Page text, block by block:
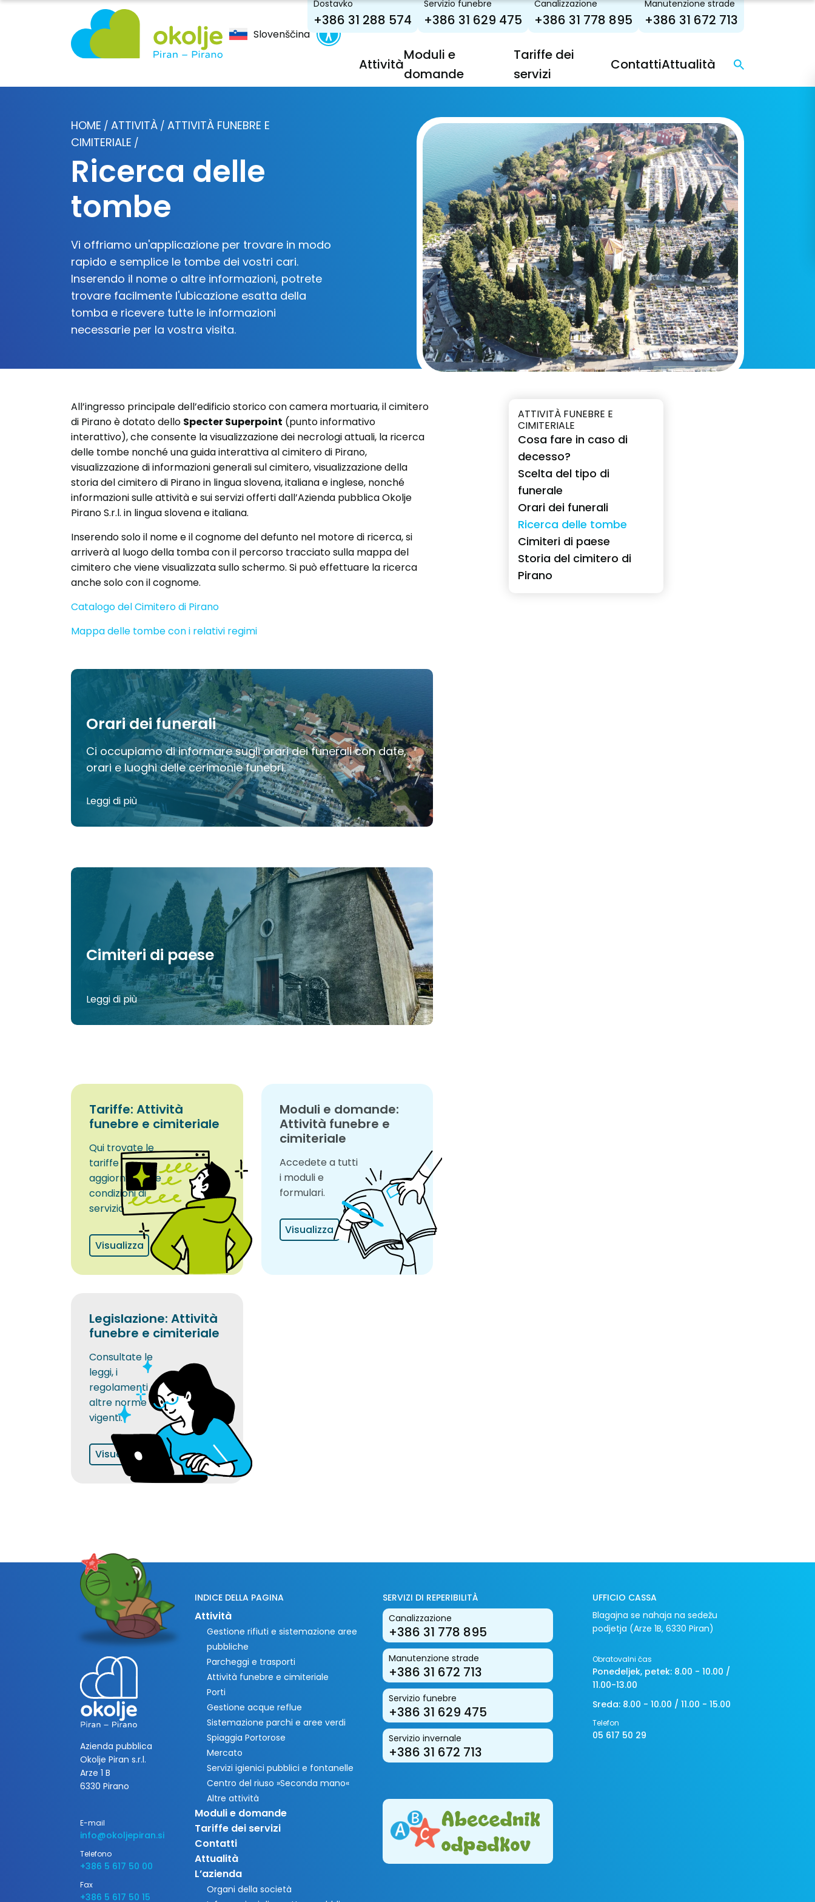
Slovenščina
Dostavko
+386 31 288 574
Servizio funebre
+386 31 629 475
Canalizzazione
+386 31 778 895
Manutenzione strade
+386 31 672 713
Attività
Moduli e
domande
Tariffe dei
servizi
ContattiAttualità
HOME / ATTIVITÀ / ATTIVITÀ FUNEBRE E
CIMITERIALE /
Ricerca delle
tombe
Vi offriamo un'applicazione per trovare in modo
rapido e semplice le tombe dei vostri cari.
Inserendo il nome o altre informazioni, potrete
trovare facilmente l'ubicazione esatta della
tomba e ricevere tutte le informazioni
necessarie per la vostra visita.
All’ingresso principale dell’edificio storico con camera mortuaria, il cimitero
di Pirano è dotato dello Specter Superpoint (punto informativo
interattivo), che consente la visualizzazione dei necrologi attuali, la ricerca
delle tombe nonché una guida interattiva al cimitero di Pirano,
visualizzazione di informazioni generali sul cimitero, visualizzazione della
storia del cimitero di Pirano in lingua slovena, italiana e inglese, nonché
informazioni sulle attività e sui servizi offerti dall’Azienda pubblica Okolje
Pirano S.r.l. in lingua slovena e italiana.
Inserendo solo il nome e il cognome del defunto nel motore di ricerca, si
arriverà al luogo della tomba con il percorso tracciato sulla mappa del
cimitero che viene visualizzata sullo schermo. Si può effettuare la ricerca
anche solo con il cognome.
Catalogo del Cimitero di Pirano
Mappa delle tombe con i relativi regimi
Tariffe: Attività
funebre e cimiteriale
Qui trovate le
tariffe
aggiornate e le
condizioni di
servizio
Visualizza
Moduli e domande:
Attività funebre e
cimiteriale
Accedete a tutti
i moduli e
formulari.
Visualizza
Legislazione: Attività
funebre e cimiteriale
Consultate le
leggi, i
regolamenti e le
altre norme
vigenti.
Visualizza
ATTIVITÀ FUNEBRE E
CIMITERIALE
Cosa fare in caso di
decesso?
Scelta del tipo di
funerale
Orari dei funerali
Ricerca delle tombe
Cimiteri di paese
Storia del cimitero di
Pirano
Azienda pubblica
Okolje Piran s.r.l.
Arze 1 B
6330 Pirano
E-mail
info@okoljepiran.si
Telefono
+386 5 617 50 00
Fax
+386 5 617 50 15
INDICE DELLA PAGINA
Attività
Gestione rifiuti e sistemazione aree
pubbliche
Parcheggi e trasporti
Attività funebre e cimiteriale
Porti
Gestione acque reflue
Sistemazione parchi e aree verdi
Spiaggia Portorose
Mercato
Servizi igienici pubblici e fontanelle
Centro del riuso »Seconda mano«
Altre attività
Moduli e domande
Tariffe dei servizi
Contatti
Attualità
L’azienda
Organi della società
SERVIZI DI REPERIBILITÀ
Canalizzazione
+386 31 778 895
Manutenzione strade
+386 31 672 713
Servizio funebre
+386 31 629 475
Servizio invernale
+386 31 672 713
UFFICIO CASSA
Blagajna se nahaja na sedežu
podjetja (Arze 1B, 6330 Piran)
Obratovalni čas
Ponedeljek, petek: 8.00 - 10.00 /
11.00-13.00
Sreda: 8.00 - 10.00 / 11.00 - 15.00
Telefon
05 617 50 29